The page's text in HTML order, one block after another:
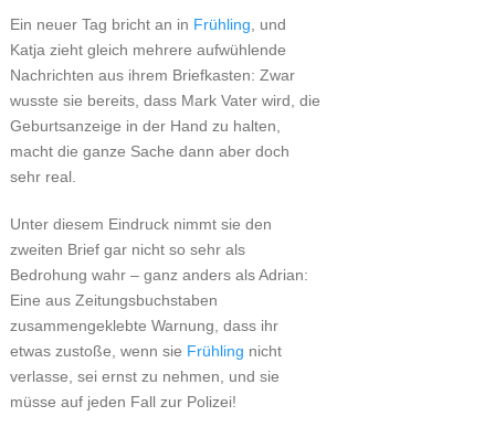
Ein neuer Tag bricht an in Frühling, und
Katja zieht gleich mehrere aufwühlende
Nachrichten aus ihrem Briefkasten: Zwar
wusste sie bereits, dass Mark Vater wird, die
Geburtsanzeige in der Hand zu halten,
macht die ganze Sache dann aber doch
sehr real.
Unter diesem Eindruck nimmt sie den
zweiten Brief gar nicht so sehr als
Bedrohung wahr – ganz anders als Adrian:
Eine aus Zeitungsbuchstaben
zusammengeklebte Warnung, dass ihr
etwas zustoße, wenn sie Frühling nicht
verlasse, sei ernst zu nehmen, und sie
müsse auf jeden Fall zur Polizei!